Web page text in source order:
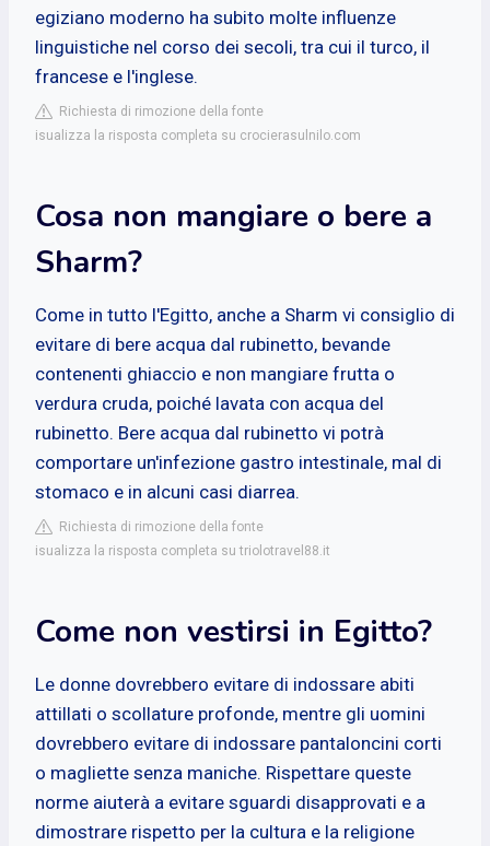
egiziano moderno ha subito molte influenze
linguistiche nel corso dei secoli, tra cui il turco, il
francese e l'inglese.
Richiesta di rimozione della fonte
isualizza la risposta completa su crocierasulnilo.com
Cosa non mangiare o bere a
Sharm?
Come in tutto l'Egitto, anche a Sharm vi consiglio di
evitare di bere acqua dal rubinetto, bevande
contenenti ghiaccio e non mangiare frutta o
verdura cruda, poiché lavata con acqua del
rubinetto. Bere acqua dal rubinetto vi potrà
comportare un'infezione gastro intestinale, mal di
stomaco e in alcuni casi diarrea.
Richiesta di rimozione della fonte
isualizza la risposta completa su triolotravel88.it
Come non vestirsi in Egitto?
Le donne dovrebbero evitare di indossare abiti
attillati o scollature profonde, mentre gli uomini
dovrebbero evitare di indossare pantaloncini corti
o magliette senza maniche. Rispettare queste
norme aiuterà a evitare sguardi disapprovati e a
dimostrare rispetto per la cultura e la religione